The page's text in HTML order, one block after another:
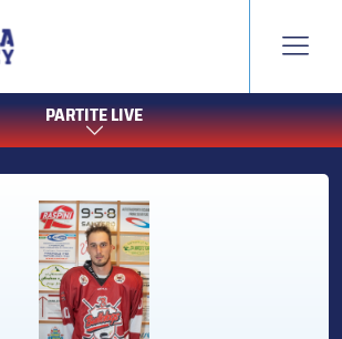
PARTITE LIVE